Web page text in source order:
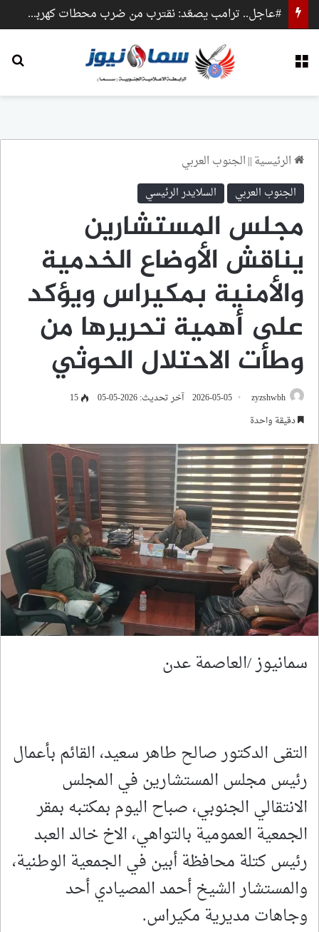
#عاجل.. ترامب يصعّد: نقترب من ضرب محطات كهرباء وجسور داخل إيران
الرئيسية||الجنوب العربي
الجنوب العربي السلايدر الرئيسي
مجلس المستشارين
يناقش الأوضاع الخدمية
والأمنية بمكيراس ويؤكد
على أهمية تحريرها من
وطأت الاحتلال الحوثي
zyzshwbh
2026-05-05 آخر تحديث: 2026-05-05
15
دقيقة واحدة
سمانيوز /العاصمة عدن
التقى الدكتور صالح طاهر سعيد، القائم بأعمال
رئيس مجلس المستشارين في المجلس
الانتقالي الجنوبي، صباح اليوم بمكتبه بمقر
الجمعية العمومية بالتواهي، الاخ خالد العبد
رئيس كتلة محافظة أبين في الجمعية الوطنية،
والمستشار الشيخ أحمد المصيادي أحد
وجاهات مديرية مكيراس.